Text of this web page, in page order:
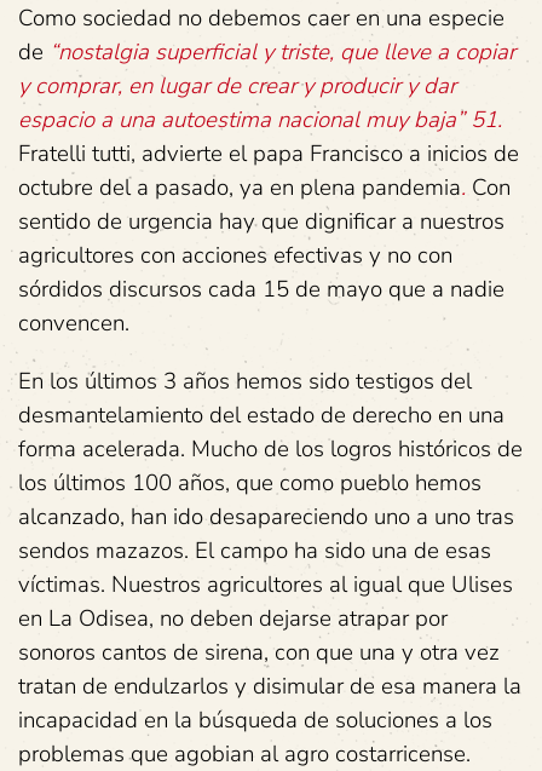
Como sociedad no debemos caer en una especie
de “nostalgia superficial y triste, que lleve a copiar
y comprar, en lugar de crear y producir y dar
espacio a una autoestima nacional muy baja” 51.
Fratelli tutti, advierte el papa Francisco a inicios de
octubre del a pasado, ya en plena pandemia. Con
sentido de urgencia hay que dignificar a nuestros
agricultores con acciones efectivas y no con
sórdidos discursos cada 15 de mayo que a nadie
convencen.
En los últimos 3 años hemos sido testigos del
desmantelamiento del estado de derecho en una
forma acelerada. Mucho de los logros históricos de
los últimos 100 años, que como pueblo hemos
alcanzado, han ido desapareciendo uno a uno tras
sendos mazazos. El campo ha sido una de esas
víctimas. Nuestros agricultores al igual que Ulises
en La Odisea, no deben dejarse atrapar por
sonoros cantos de sirena, con que una y otra vez
tratan de endulzarlos y disimular de esa manera la
incapacidad en la búsqueda de soluciones a los
problemas que agobian al agro costarricense.